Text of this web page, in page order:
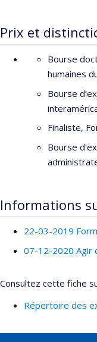
TOUCHETTE,
interculturelle
humaines,
VALLIÈRES,
entrée au sein
québécoise
Département
de Montréal.
Prix et
Bourse
humaines
Bourse
Finaliste,
Bourse
Informations
22-03-2019
07-12-2020 Agir
Consultez cette fiche
Répertoire des